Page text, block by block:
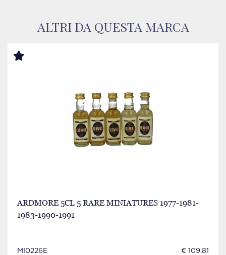
ALTRI DA QUESTA MARCA
ARDMORE 5CL 5 RARE MINIATURES 1977-1981-
1983-1990-1991
MI0226E € 109.81